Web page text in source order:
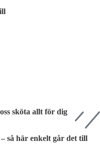
sköta allt för dig
så här enkelt går det till